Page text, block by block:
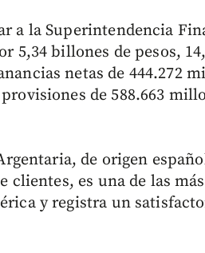
a la Superintendencia
5,34 billones de pesos,
netas de 444.272
de 588.663
de origen
es una de las
y registra un